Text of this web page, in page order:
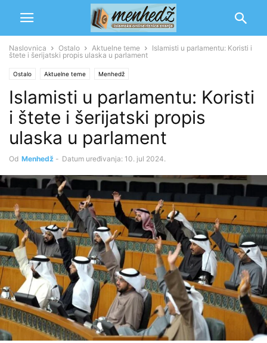
Naslovnica Ostalo Aktuelne teme
Islamisti u parlamentu: Koristi i
štete i šerijatski propis ulaska u parlament
Ostalo Aktuelne teme Menhedž
Islamisti u parlamentu: Koristi
i štete i šerijatski propis
ulaska u parlament
Od Menhedž - Datum uređivanja: 10. jul 2024.